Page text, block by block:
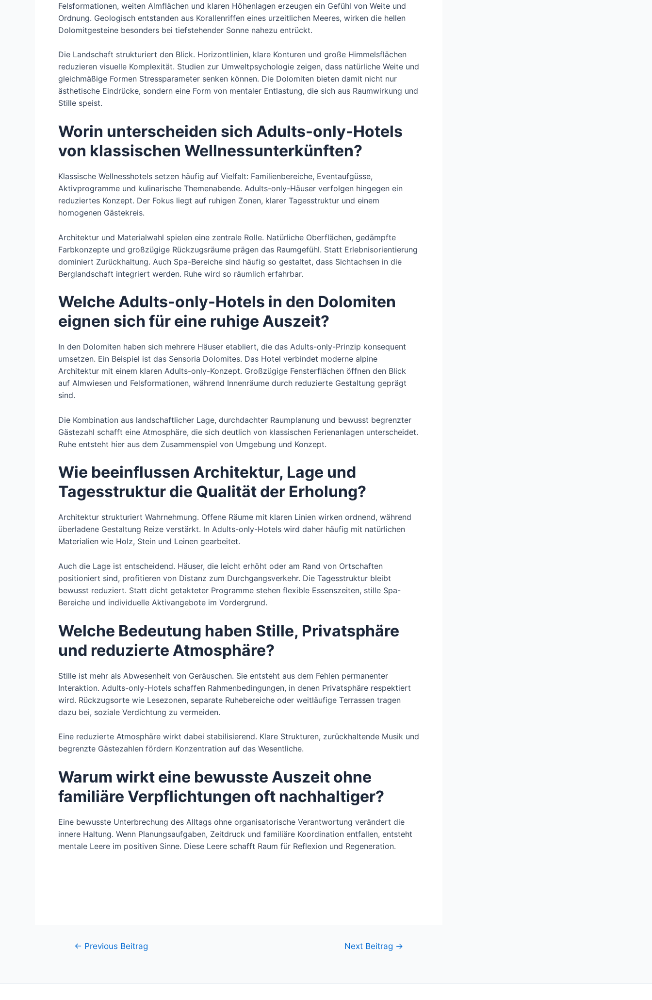
Felsformationen, weiten Almflächen und klaren Höhenlagen erzeugen ein Gefühl von Weite und
Ordnung. Geologisch entstanden aus Korallenriffen eines urzeitlichen Meeres, wirken die hellen
Dolomitgesteine besonders bei tiefstehender Sonne nahezu entrückt.
Die Landschaft strukturiert den Blick. Horizontlinien, klare Konturen und große Himmelsflächen
reduzieren visuelle Komplexität. Studien zur Umweltpsychologie zeigen, dass natürliche Weite und
gleichmäßige Formen Stressparameter senken können. Die Dolomiten bieten damit nicht nur
ästhetische Eindrücke, sondern eine Form von mentaler Entlastung, die sich aus Raumwirkung und
Stille speist.
Worin unterscheiden sich Adults-only-Hotels
von klassischen Wellnessunterkünften?
Klassische Wellnesshotels setzen häufig auf Vielfalt: Familienbereiche, Eventaufgüsse,
Aktivprogramme und kulinarische Themenabende. Adults-only-Häuser verfolgen hingegen ein
reduziertes Konzept. Der Fokus liegt auf ruhigen Zonen, klarer Tagesstruktur und einem
homogenen Gästekreis.
Architektur und Materialwahl spielen eine zentrale Rolle. Natürliche Oberflächen, gedämpfte
Farbkonzepte und großzügige Rückzugsräume prägen das Raumgefühl. Statt Erlebnisorientierung
dominiert Zurückhaltung. Auch Spa-Bereiche sind häufig so gestaltet, dass Sichtachsen in die
Berglandschaft integriert werden. Ruhe wird so räumlich erfahrbar.
Welche Adults-only-Hotels in den Dolomiten
eignen sich für eine ruhige Auszeit?
In den Dolomiten haben sich mehrere Häuser etabliert, die das Adults-only-Prinzip konsequent
umsetzen. Ein Beispiel ist das Sensoria Dolomites. Das Hotel verbindet moderne alpine
Architektur mit einem klaren Adults-only-Konzept. Großzügige Fensterflächen öffnen den Blick
auf Almwiesen und Felsformationen, während Innenräume durch reduzierte Gestaltung geprägt
sind.
Die Kombination aus landschaftlicher Lage, durchdachter Raumplanung und bewusst begrenzter
Gästezahl schafft eine Atmosphäre, die sich deutlich von klassischen Ferienanlagen unterscheidet.
Ruhe entsteht hier aus dem Zusammenspiel von Umgebung und Konzept.
Wie beeinflussen Architektur, Lage und
Tagesstruktur die Qualität der Erholung?
Architektur strukturiert Wahrnehmung. Offene Räume mit klaren Linien wirken ordnend, während
überladene Gestaltung Reize verstärkt. In Adults-only-Hotels wird daher häufig mit natürlichen
Materialien wie Holz, Stein und Leinen gearbeitet.
Auch die Lage ist entscheidend. Häuser, die leicht erhöht oder am Rand von Ortschaften
positioniert sind, profitieren von Distanz zum Durchgangsverkehr. Die Tagesstruktur bleibt
bewusst reduziert. Statt dicht getakteter Programme stehen flexible Essenszeiten, stille Spa-
Bereiche und individuelle Aktivangebote im Vordergrund.
Welche Bedeutung haben Stille, Privatsphäre
und reduzierte Atmosphäre?
Stille ist mehr als Abwesenheit von Geräuschen. Sie entsteht aus dem Fehlen permanenter
Interaktion. Adults-only-Hotels schaffen Rahmenbedingungen, in denen Privatsphäre respektiert
wird. Rückzugsorte wie Lesezonen, separate Ruhebereiche oder weitläufige Terrassen tragen
dazu bei, soziale Verdichtung zu vermeiden.
Eine reduzierte Atmosphäre wirkt dabei stabilisierend. Klare Strukturen, zurückhaltende Musik und
begrenzte Gästezahlen fördern Konzentration auf das Wesentliche.
Warum wirkt eine bewusste Auszeit ohne
familiäre Verpflichtungen oft nachhaltiger?
Eine bewusste Unterbrechung des Alltags ohne organisatorische Verantwortung verändert die
innere Haltung. Wenn Planungsaufgaben, Zeitdruck und familiäre Koordination entfallen, entsteht
mentale Leere im positiven Sinne. Diese Leere schafft Raum für Reflexion und Regeneration.
Beitragsnavigation
← Previous Beitrag Next Beitrag →